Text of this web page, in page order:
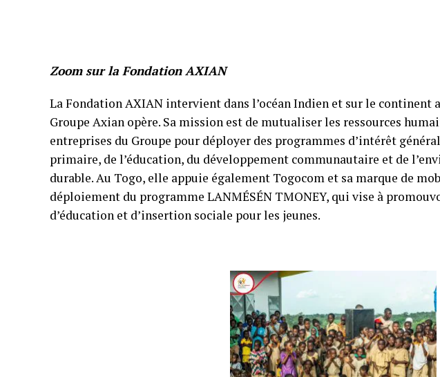
Zoom sur la Fondation AXIAN
La Fondation AXIAN intervient dans l’océan Indien et sur le continent
Groupe Axian opère. Sa mission est de mutualiser les ressources
entreprises du Groupe pour déployer des programmes d’intérêt
primaire, de l’éducation, du développement communautaire et de
durable. Au Togo, elle appuie également Togocom et sa marque de
déploiement du programme LANMÉSÉN TMONEY, qui vise à
d’éducation et d’insertion sociale pour les jeunes.